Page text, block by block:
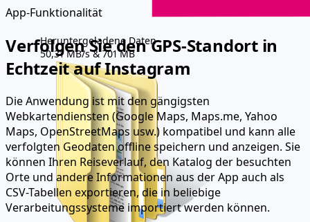
Heruntergeladene Daten
50,31 MB/s & 701 MB
App-Funktionalität
Verfolgen Sie den GPS-Standort in
Echtzeit auf Instagram
Die Anwendung ist mit den gängigsten
Webkartendiensten (Google Maps, Maps.me, Yahoo
Maps, OpenStreetMaps usw.) kompatibel und kann alle
verfolgten Geodaten offline speichern und anzeigen. Sie
können Ihren Reiseverlauf, den Katalog der besuchten
Orte und andere Informationen aus der App auch als
CSV-Tabellen exportieren, die in beliebige
Verarbeitungssysteme importiert werden können.